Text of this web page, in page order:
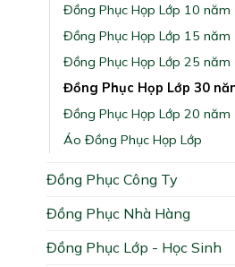
Đồng Phục Họp Lớp 10 năm
Đồng Phục Họp Lớp 15 năm
Đồng Phục Họp Lớp 25 năm
Đồng Phục Họp Lớp 30
Đồng Phục Họp Lớp 20 năm
Áo Đồng Phục Họp Lớp
Đồng Phục Công Ty
Đồng Phục Nhà Hàng
Đồng Phục Lớp - Học Sinh